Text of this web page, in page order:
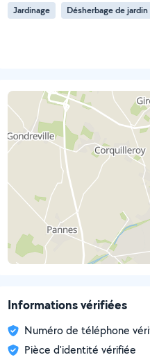
Jardinage
Désherbage de jardin
Informations vérifiées
Numéro de téléphone
Pièce d'identité vérifiée